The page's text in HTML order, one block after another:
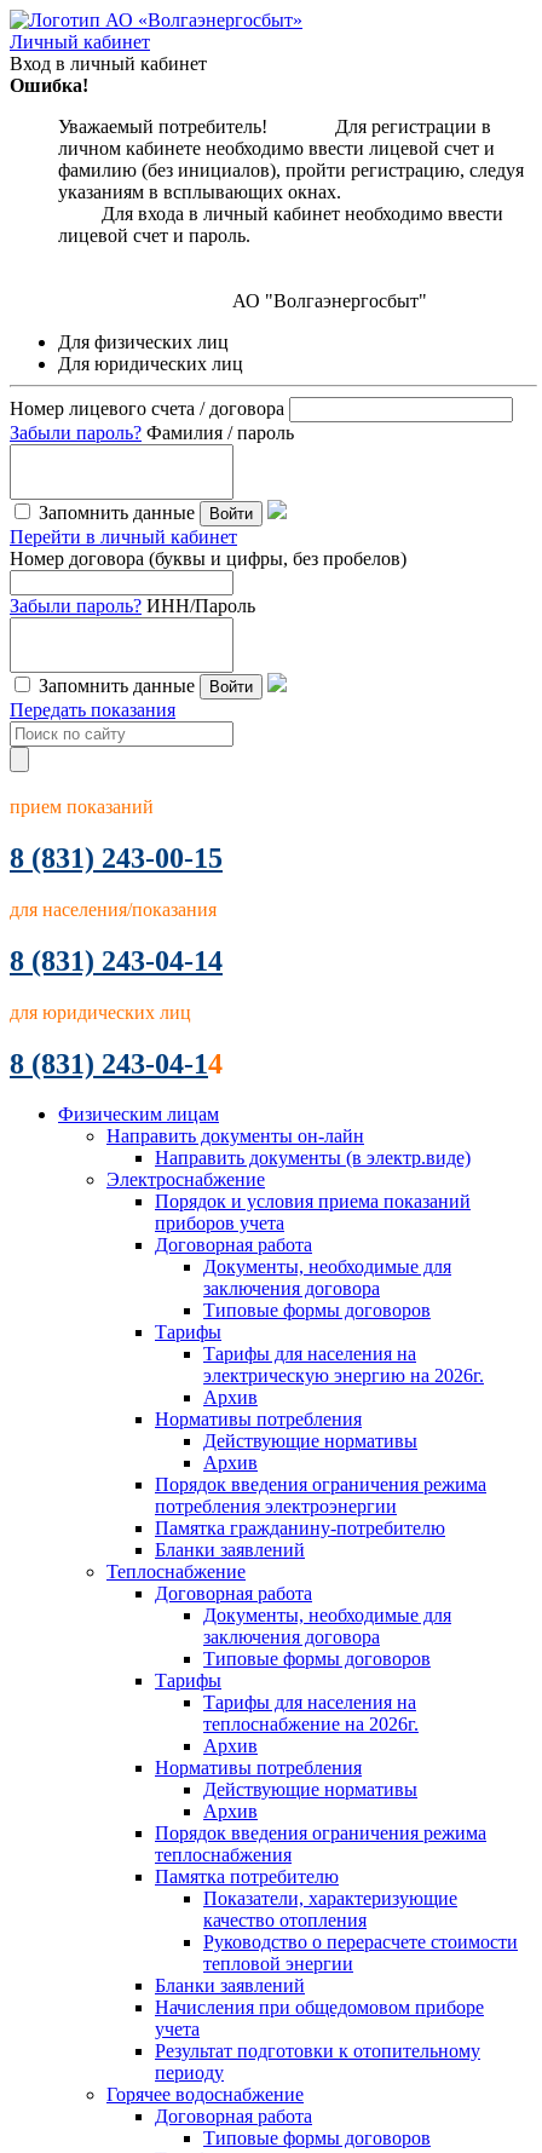
Личный кабинет
Вход в личный кабинет
Ошибка!
Уважаемый потребитель! Для регистрации в
личном кабинете необходимо ввести лицевой счет и
фамилию (без инициалов), пройти регистрацию, следуя
указаниям в всплывающих окнах.
Для входа в личный кабинет необходимо ввести
лицевой счет и пароль.
АО "Волгаэнергосбыт"
Для физических лиц
Для юридических лиц
Номер лицевого счета / договора
Забыли пароль? Фамилия / пароль
Запомнить данные Войти
Перейти в личный кабинет
Номер договора (буквы и цифры, без пробелов)
Забыли пароль? ИНН/Пароль
Запомнить данные Войти
Передать показания
прием показаний
8 (831) 243-00-15
для населения/показания
8 (831) 243-04-14
для юридических лиц
8 (831) 243-04-14
Физическим лицам
Направить документы он-лайн
Направить документы (в электр.виде)
Электроснабжение
Порядок и условия приема показаний
приборов учета
Договорная работа
Документы, необходимые для
заключения договора
Типовые формы договоров
Тарифы
Тарифы для населения на
электрическую энергию на 2026г.
Архив
Нормативы потребления
Действующие нормативы
Архив
Порядок введения ограничения режима
потребления электроэнергии
Памятка гражданину-потребителю
Бланки заявлений
Теплоснабжение
Договорная работа
Документы, необходимые для
заключения договора
Типовые формы договоров
Тарифы
Тарифы для населения на
теплоснабжение на 2026г.
Архив
Нормативы потребления
Действующие нормативы
Архив
Порядок введения ограничения режима
теплоснабжения
Памятка потребителю
Показатели, характеризующие
качество отопления
Руководство о перерасчете стоимости
тепловой энергии
Бланки заявлений
Начисления при общедомовом приборе
учета
Результат подготовки к отопительному
периоду
Горячее водоснабжение
Договорная работа
Типовые формы договоров